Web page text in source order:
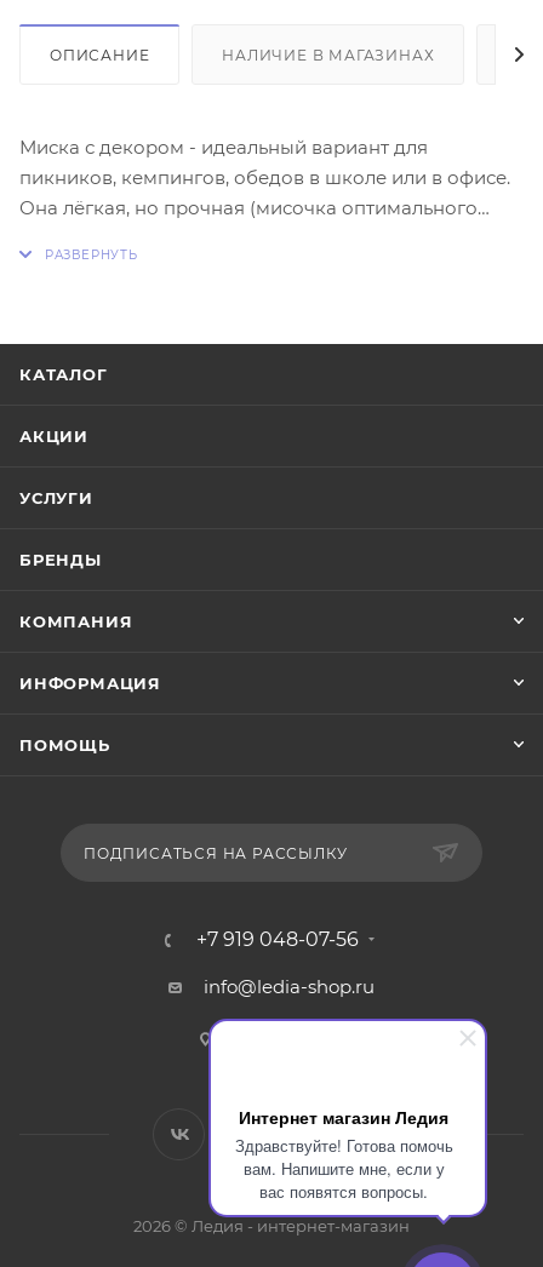
Интернет магазин Ледия
Здравствуйте! Готова помочь
вам. Напишите мне, если у
вас появятся вопросы.
ОПИСАНИЕ НАЛИЧИЕ В МАГАЗИНАХ
Миска с декором - идеальный вариант для
пикников, кемпингов, обедов в школе или в офисе.
Она лёгкая, но прочная (мисочка оптимального
запахов. Украсьте ваши обеды нашей красивой
КАТАЛОГ
АКЦИИ
УСЛУГИ
БРЕНДЫ
КОМПАНИЯ
ИНФОРМАЦИЯ
ПОМОЩЬ
ПОДПИСАТЬСЯ НА РАССЫЛКУ
+7 919 048-07-56
info@ledia-shop.ru
2026 © Ледия - интернет-магазин